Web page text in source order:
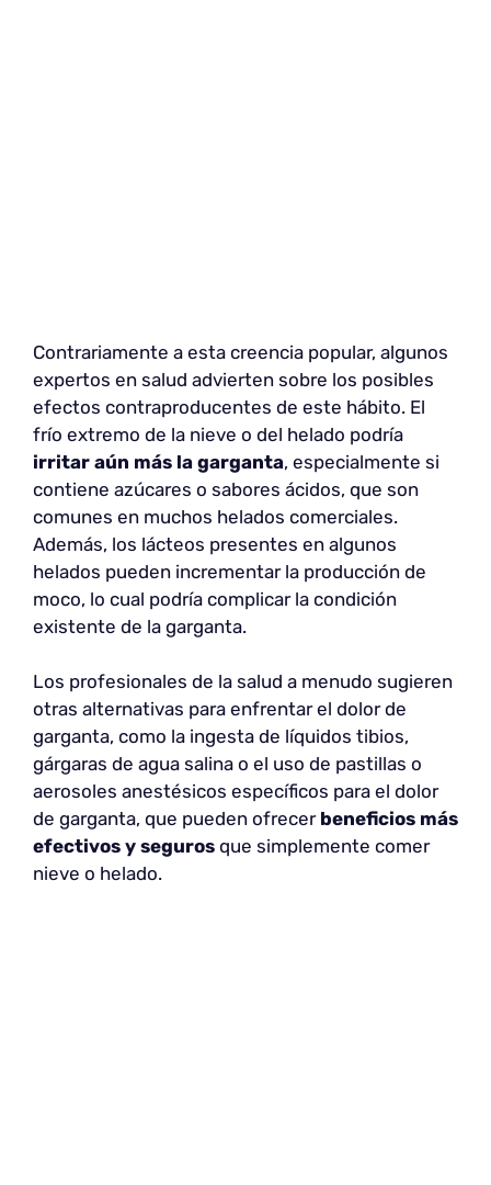
Contrariamente a esta creencia popular, algunos
expertos en salud advierten sobre los posibles
efectos contraproducentes de este hábito. El
frío extremo de la nieve o del helado podría
irritar aún más la garganta, especialmente si
contiene azúcares o sabores ácidos, que son
comunes en muchos helados comerciales.
Además, los lácteos presentes en algunos
helados pueden incrementar la producción de
moco, lo cual podría complicar la condición
existente de la garganta.
Los profesionales de la salud a menudo sugieren
otras alternativas para enfrentar el dolor de
garganta, como la ingesta de líquidos tibios,
gárgaras de agua salina o el uso de pastillas o
aerosoles anestésicos específicos para el dolor
de garganta, que pueden ofrecer beneficios más
efectivos y seguros que simplemente comer
nieve o helado.